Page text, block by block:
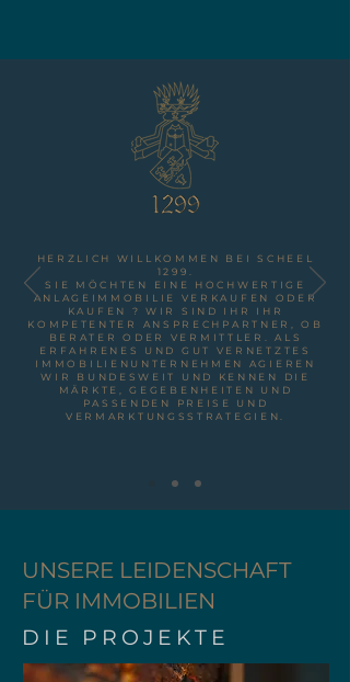
HERZLICH WILLKOMMEN BEI SCHEEL
1299.
SIE MÖCHTEN EINE HOCHWERTIGE
ANLAGEIMMOBILIE VERKAUFEN ODER
KAUFEN ? WIR SIND IHR IHR
KOMPETENTER ANSPRECHPARTNER, OB
BERATER ODER VERMITTLER. ALS
ERFAHRENES UND GUT VERNETZTES
IMMOBILIENUNTERNEHMEN AGIEREN
WIR BUNDESWEIT UND KENNEN DIE
MÄRKTE, GEGEBENHEITEN UND
PASSENDEN PREISE UND
VERMARKTUNGSSTRATEGIEN.
UNSERE LEIDENSCHAFT
FÜR IMMOBILIEN
DIE PROJEKTE